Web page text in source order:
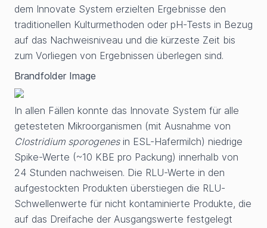
dem Innovate System erzielten Ergebnisse den
traditionellen Kulturmethoden oder pH-Tests in Bezug
auf das Nachweisniveau und die kürzeste Zeit bis
zum Vorliegen von Ergebnissen überlegen sind.
Brandfolder Image
In allen Fällen konnte das Innovate System für alle
getesteten Mikroorganismen (mit Ausnahme von
Clostridium sporogenesin ESL-Hafermilch) niedrige
Spike-Werte (~10 KBE pro Packung) innerhalb von
24 Stunden nachweisen. Die RLU-Werte in den
aufgestockten Produkten überstiegen die RLU-
Schwellenwerte für nicht kontaminierte Produkte, die
auf das Dreifache der Ausgangswerte festgelegt